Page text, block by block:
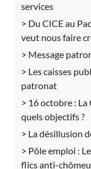
services
Du CICE au
veut nous faire
Message
Les caisses
patronat
16 octobre : La
quels objectifs ?
La désillusion
Pôle emploi :
flics anti-